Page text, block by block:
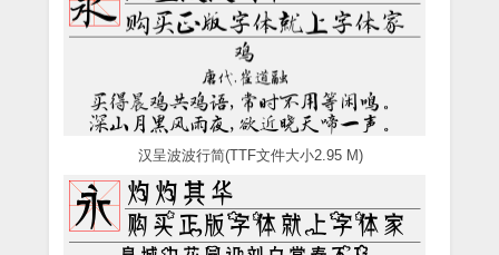
汉呈波波行简(TTF文件大小2.95 M)